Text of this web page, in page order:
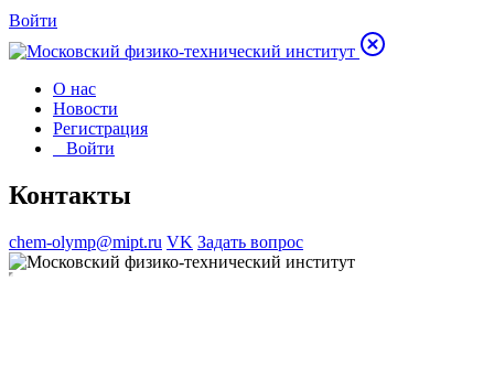
Войти
О нас
Новости
Регистрация
Войти
Контакты
chem-olymp@mipt.ru VK Задать вопрос